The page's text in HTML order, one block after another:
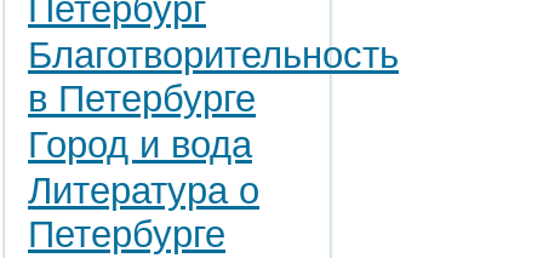
Петербург
Благотворительность
в Петербурге
Город и вода
Литература о
Петербурге